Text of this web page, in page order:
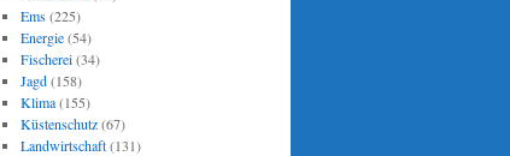
Ems(225)
Energie(54)
Fischerei(34)
Jagd(158)
Klima(155)
Küstenschutz(67)
Landwirtschaft(131)